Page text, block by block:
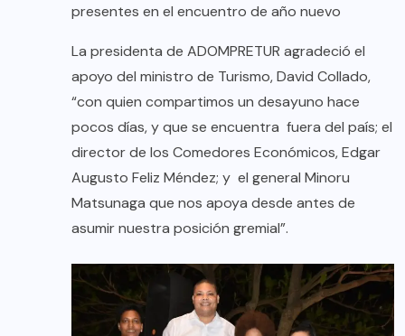
presentes en el encuentro de año nuevo
La presidenta de ADOMPRETUR agradeció el
apoyo del ministro de Turismo, David Collado,
“con quien compartimos un desayuno hace
pocos días, y que se encuentra fuera del país; el
director de los Comedores Económicos, Edgar
Augusto Feliz Méndez; y el general Minoru
Matsunaga que nos apoya desde antes de
asumir nuestra posición gremial”.